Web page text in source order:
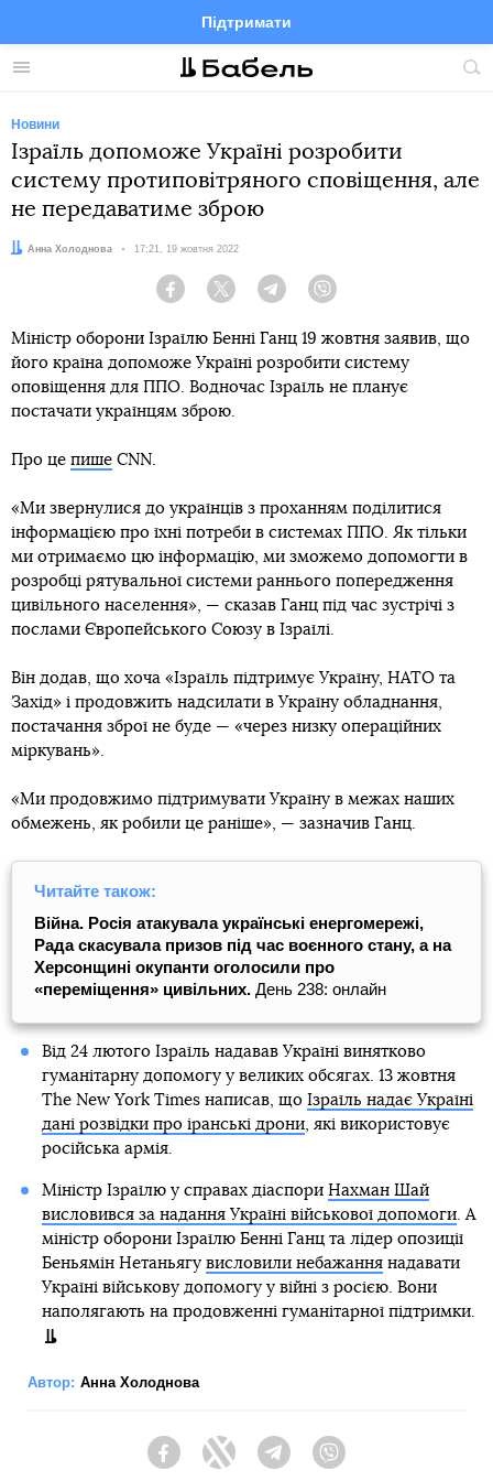
Меню
Підтримати
FacebookTelegramTwitter
Новини
Ізраїль допоможе Україні розробити
систему протиповітряного сповіщення, але
не передаватиме зброю
Автор:
Анна Холоднова Дата:
17:21, 19 жовтня 2022
Facebook Twitter Telegram
Міністр оборони Ізраїлю Бенні Ганц 19 жовтня заявив, що
його країна допоможе Україні розробити систему
оповіщення для ППО. Водночас Ізраїль не планує
постачати українцям зброю.
Про це пише CNN.
«Ми звернулися до українців з проханням поділитися
інформацією про їхні потреби в системах ППО. Як тільки
ми отримаємо цю інформацію, ми зможемо допомогти в
розробці рятувальної системи раннього попередження
цивільного населення», — сказав Ганц під час зустрічі з
послами Європейського Союзу в Ізраїлі.
Він додав, що хоча «Ізраїль підтримує Україну, НАТО та
Захід» і продовжить надсилати в Україну обладнання,
постачання зброї не буде — «через низку операційних
міркувань».
«Ми продовжимо підтримувати Україну в межах наших
обмежень, як робили це раніше», — зазначив Ганц.
Читайте також:
Війна. Росія атакувала українські енергомережі,
Рада скасувала призов під час воєнного стану, а на
Херсонщині окупанти оголосили про
«переміщення» цивільних. День 238: онлайн
Від 24 лютого Ізраїль надавав Україні винятково
гуманітарну допомогу у великих обсягах. 13 жовтня
The New York Times написав, що Ізраїль надає Україні
дані розвідки про іранські дрони, які використовує
російська армія.
Міністр Ізраїлю у справах діаспори Нахман Шай
висловився за надання Україні військової допомоги. А
міністр оборони Ізраїлю Бенні Ганц та лідер опозиції
Беньямін Нетаньягу висловили небажаннянадавати
Україні військову допомогу у війні з росією. Вони
наполягають на продовженні гуманітарної підтримки.
Автор: Анна Холоднова
FacebookTwitter Telegram